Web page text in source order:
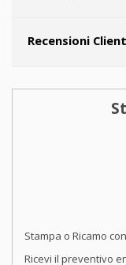
Recensioni
Stampa o Ricamo
Ricevi il preventivo